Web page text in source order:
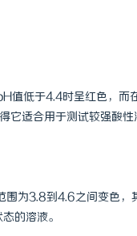
低于4.4时呈红色，而
它适合用于测试较强酸性
为3.8到4.6之间变色
的溶液。